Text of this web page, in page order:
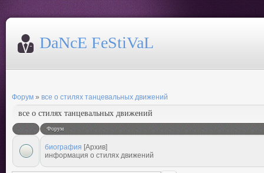
DaNcE FeStiVaL
Форум » все о стилях танцевальных движений
все о стилях танцевальных движений
Форум
биография [Архив]
информация о стилях движений